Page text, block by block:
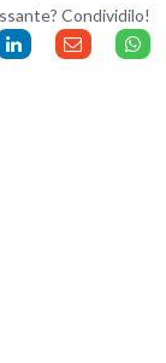
Condividilo!